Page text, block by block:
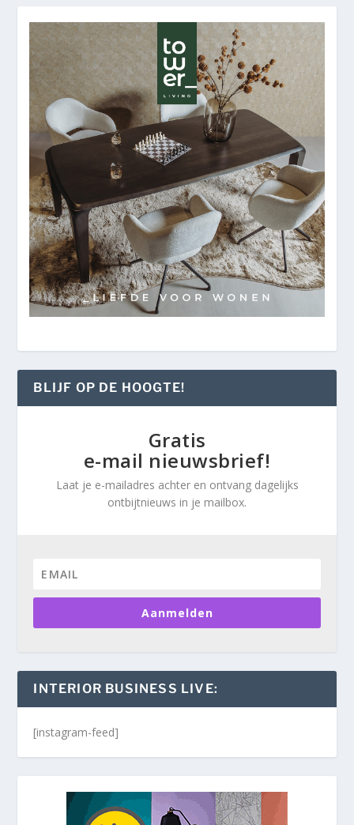
BLIJF OP DE HOOGTE!
Gratis
e-mail nieuwsbrief!
Laat je e-mailadres achter en ontvang dagelijks
ontbijtnieuws in je mailbox.
Aanmelden
INTERIOR BUSINESS LIVE:
[instagram-feed]